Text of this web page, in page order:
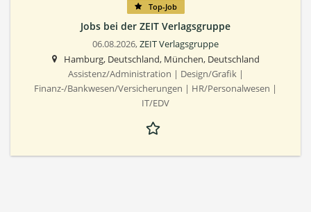
Top-Job
Jobs bei der ZEIT Verlagsgruppe
06.08.2026,ZEIT Verlagsgruppe
Hamburg, Deutschland, München, Deutschland
Assistenz/Administration | Design/Grafik |
Finanz-/Bankwesen/Versicherungen | HR/Personalwesen |
IT/EDV